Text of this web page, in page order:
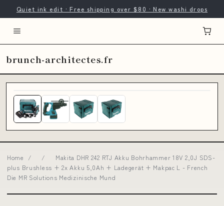
Quiet ink edit · Free shipping over $80 · New washi drops
brunch-architectes.fr
Home / /
Makita DHR 242 RTJ Akku Bohrhammer 18V 2,0J SDS-
plus Brushless + 2x Akku 5,0Ah + Ladegerät + Makpac L - French
Die MR Solutions Medizinische Mund